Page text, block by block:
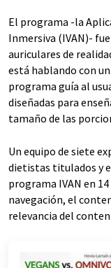
El programa -la
Inmersiva (IVAN)-
auriculares de
está hablando con
programa guía al
diseñadas para
tamaño de las
Un equipo de siete
dietistas titulados y
programa IVAN en
navegación, el
relevancia del